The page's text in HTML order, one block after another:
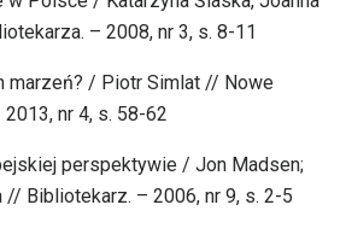
– 2008, nr 3, s. 8-11
marzeń? / Piotr Simlat // Nowe
nr 4, s. 58-62
perspektywie / Jon Madsen;
// Bibliotekarz. – 2006, nr 9, s. 2-5